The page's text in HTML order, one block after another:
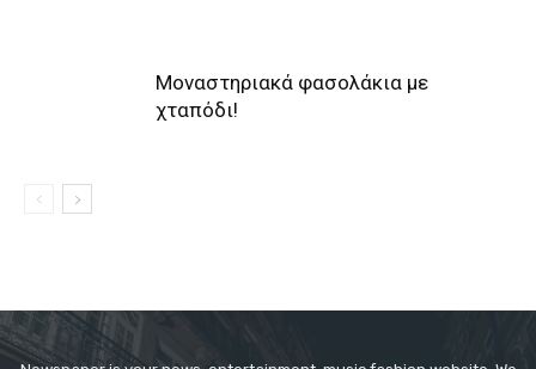
Μοναστηριακά φασολάκια με
χταπόδι!